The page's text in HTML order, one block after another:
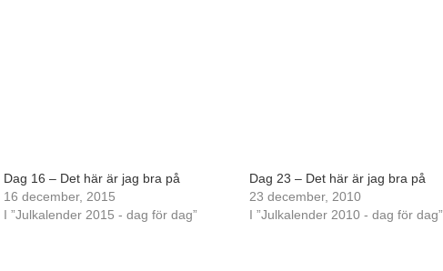
Dag 16 – Det här är jag bra på
16 december, 2015
I ”Julkalender 2015 - dag för dag”
Dag 23 – Det här är jag bra på
23 december, 2010
I ”Julkalender 2010 - dag för dag”